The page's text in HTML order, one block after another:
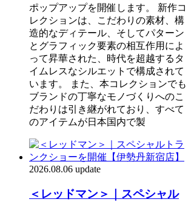
ポップアップを開催します。 新作コ
レクションは、こだわりの素材、構
造的なディテール、そしてパターン
とグラフィック要素の相互作用によ
って昇華された、時代を超越するタ
イムレスなシルエットで構成されて
います。 また、本コレクションでも
ブランドの丁寧なモノづくりへのこ
だわりは引き継がれており、すべて
のアイテムが日本国内で製
2026.08.06 update
＜レッドマン＞｜スペシャル